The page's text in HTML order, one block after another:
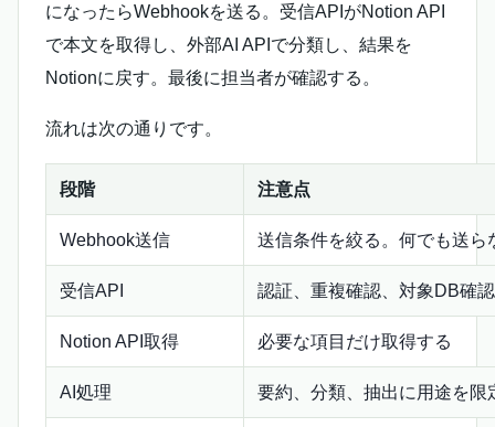
になったらWebhookを送る。受信APIがNotion API
で本文を取得し、外部AI APIで分類し、結果を
Notionに戻す。最後に担当者が確認する。
流れは次の通りです。
段階 注意点
Webhook送信 送信条件を絞る。何でも送ら
受信API 認証、重複確認、対象DB確
Notion API取得 必要な項目だけ取得する
AI処理 要約、分類、抽出に用途を限